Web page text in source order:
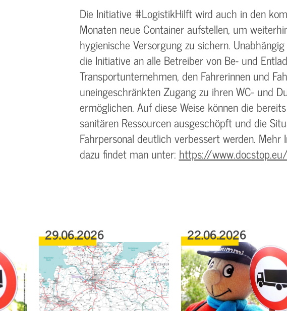
Die Initiative #LogistikHilft wird auch in den
Monaten neue Container aufstellen, um
hygienische Versorgung zu sichern.
die Initiative an alle Betreiber von Be- und
Transportunternehmen, den Fahrerinnen und
uneingeschränkten Zugang zu ihren WC- und
ermöglichen. Auf diese Weise können die
sanitären Ressourcen ausgeschöpft und die
Fahrpersonal deutlich verbessert werden. Mehr
dazu findet man unter: https://
29.06.2026 22.06.2026